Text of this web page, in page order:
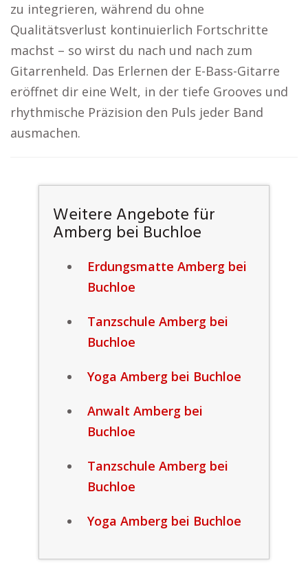
zu integrieren, während du ohne
Qualitätsverlust kontinuierlich Fortschritte
machst – so wirst du nach und nach zum
Gitarrenheld. Das Erlernen der E-Bass-Gitarre
eröffnet dir eine Welt, in der tiefe Grooves und
rhythmische Präzision den Puls jeder Band
ausmachen.
Weitere Angebote für
Amberg bei Buchloe
Erdungsmatte Amberg bei
Buchloe
Tanzschule Amberg bei
Buchloe
Yoga Amberg bei Buchloe
Anwalt Amberg bei
Buchloe
Tanzschule Amberg bei
Buchloe
Yoga Amberg bei Buchloe